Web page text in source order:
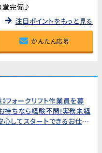
堂完備♪
注目ポイントをもっと見る
かんたん応募
フォークリフト作業員を募
お持ちなら経験不問!実務未経
心してスタートできるお仕事